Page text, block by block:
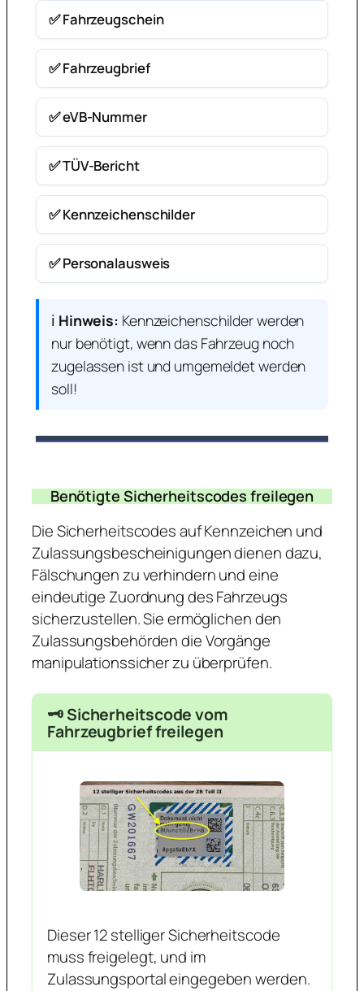
✅ Fahrzeugschein
✅ Fahrzeugbrief
✅ eVB-Nummer
✅ TÜV-Bericht
✅ Kennzeichenschilder
✅ Personalausweis
ℹ️ Hinweis: Kennzeichenschilder werden
nur benötigt, wenn das Fahrzeug noch
zugelassen ist und umgemeldet werden
soll!
Benötigte Sicherheitscodes freilegen
Die Sicherheitscodes auf Kennzeichen und
Zulassungsbescheinigungen dienen dazu,
Fälschungen zu verhindern und eine
eindeutige Zuordnung des Fahrzeugs
sicherzustellen. Sie ermöglichen den
Zulassungsbehörden die Vorgänge
manipulationssicher zu überprüfen.
🗝️ Sicherheitscode vom
Fahrzeugbrief freilegen
Dieser 12 stelliger Sicherheitscode
muss freigelegt, und im
Zulassungsportal eingegeben werden.